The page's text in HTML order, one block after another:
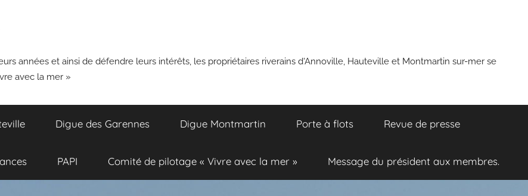
années et ainsi de défendre leurs intérêts, les propriétaires riverains d'Annoville, Hauteville et Montmartin sur-mer se
avec la mer »
Digue des Garennes Digue Montmartin Porte à flots Revue de presse
PAPI Comité de pilotage « Vivre avec la mer » Message du président aux membres.